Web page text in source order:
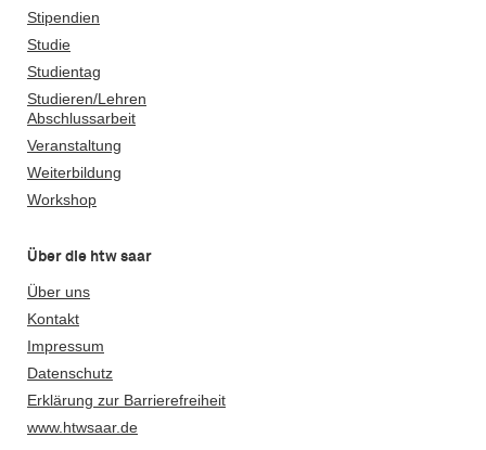
Stipendien
Studie
Studientag
Studieren/Lehren
Abschlussarbeit
Veranstaltung
Weiterbildung
Workshop
Über die htw saar
Über uns
Kontakt
Impressum
Datenschutz
Erklärung zur Barrierefreiheit
www.htwsaar.de